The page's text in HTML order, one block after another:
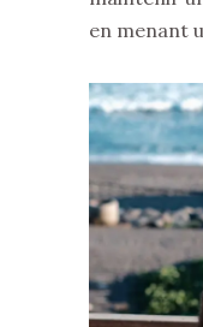
en menant